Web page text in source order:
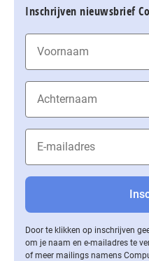
Inschrijven nieuwsbrief
Door te klikken op inschrijven
om je naam en e-mailadres te
of meer mailings namens